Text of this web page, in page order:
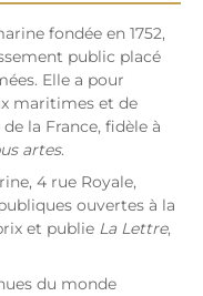
fondée en 1752,
public placé
Elle a pour
maritimes et de
la France, fidèle à
artes.
4 rue Royale,
ouvertes à la
et publie La Lettre,
du monde